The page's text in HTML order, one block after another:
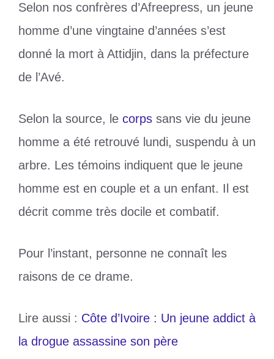
Selon nos confrères d’Afreepress, un jeune
homme d’une vingtaine d’années s’est
donné la mort à Attidjin, dans la préfecture
de l’Avé.
Selon la source, le corps sans vie du jeune
homme a été retrouvé lundi, suspendu à un
arbre. Les témoins indiquent que le jeune
homme est en couple et a un enfant. Il est
décrit comme très docile et combatif.
Pour l’instant, personne ne connaît les
raisons de ce drame.
Lire aussi : Côte d’Ivoire : Un jeune addict à
la drogue assassine son père